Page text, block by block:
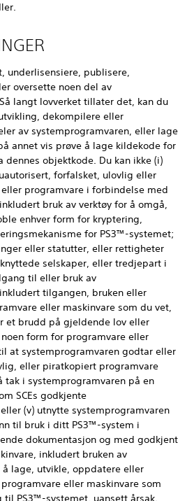
underlisensiere, publisere,
oversette noen del av
langt lovverket tillater det, kan du
dekompilere eller
av systemprogramvaren, eller lage
annet vis prøve å lage kildekode for
dennes objektkode. Du kan ikke (i)
forfalsket, ulovlig eller
programvare i forbindelse med
bruk av verktøy for å omgå,
enhver form for kryptering,
for PS3™-systemet;
eller statutter, eller rettigheter
selskaper, eller tredjepart i
til eller bruk av
tilgangen, bruken eller
eller maskinvare som du vet,
et brudd på gjeldende lov eller
form for programvare eller
at systemprogramvaren godtar eller
eller piratkopiert programvare
tak i systemprogramvaren på en
SCEs godkjente
(v) utnytte systemprogramvaren
til bruk i ditt PS3™-system i
dokumentasjon og med godkjent
inkludert bruken av
lage, utvikle, oppdatere eller
eller maskinvare som
til PS3™-systemet, uansett årsak.